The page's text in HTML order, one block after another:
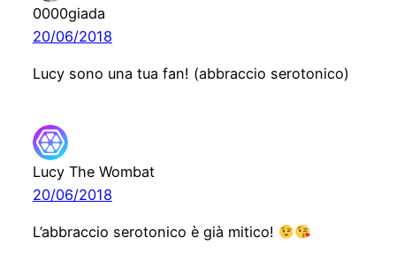
0000giada
20/06/2018
Lucy sono una tua fan! (abbraccio serotonico)
Lucy The Wombat
20/06/2018
L’abbraccio serotonico è già mitico!